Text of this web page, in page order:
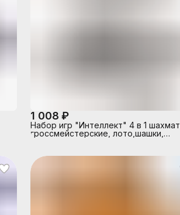
1 008 ₽
Набор игр "Интеллект" 4 в 1
гроссмейстерские, лото,шашки,